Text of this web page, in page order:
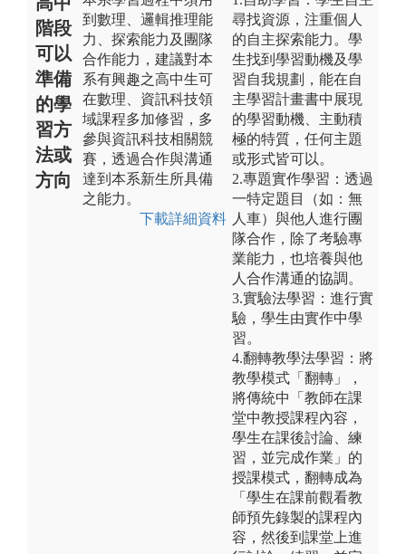
階段
可以
準備
的學
習方
法或
方向
到數理、邏輯推理能
力、探索能力及團隊
合作能力，建議對本
系有興趣之高中生可
在數理、資訊科技領
域課程多加修習，多
參與資訊科技相關競
賽，透過合作與溝通
達到本系新生所具備
之能力。
下載詳細資料
尋找資源，注重個人
的自主探索能力。學
生找到學習動機及學
習自我規劃，能在自
主學習計畫書中展現
的學習動機、主動積
極的特質，任何主題
或形式皆可以。
2.專題實作學習：透過
一特定題目（如：無
人車）與他人進行團
隊合作，除了考驗專
業能力，也培養與他
人合作溝通的協調。
3.實驗法學習：進行實
驗，學生由實作中學
習。
4.翻轉教學法學習：將
教學模式「翻轉」，
將傳統中「教師在課
堂中教授課程內容，
學生在課後討論、練
習，並完成作業」的
授課模式，翻轉成為
「學生在課前觀看教
師預先錄製的課程內
容，然後到課堂上進